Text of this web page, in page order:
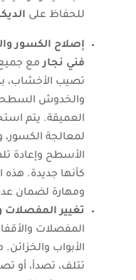
للحفاظ على
إصلاح الكسور
فني نجارمع جميع
تصيب الأخشاب،
والخدوش
العميقة. يتم
لمعالجة الكسور،
الأسطح وإعادة
كأنها جديدة. هذه
ومهارة لضمان
تغيير المفصلات
المفصلات
الأبواب
تتلف، تصدأ، أو